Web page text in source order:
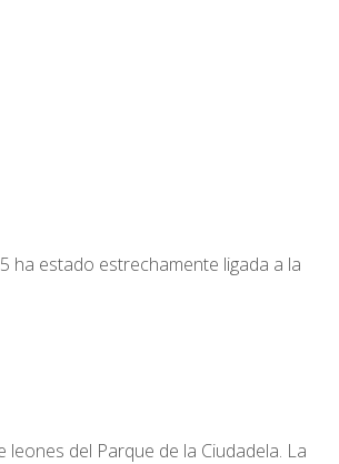
ha estado estrechamente ligada a la
del Parque de la Ciudadela. La